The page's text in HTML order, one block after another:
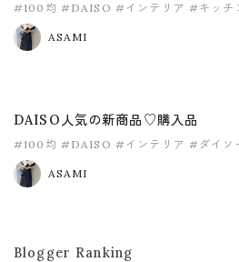
#100均 #DAISO #インテリア #キッチ
#ダイソー新商品
ASAMI
DAISO人気の新商品♡購入品
#100均 #DAISO #インテリア #ダイソ
ASAMI
Blogger Ranking